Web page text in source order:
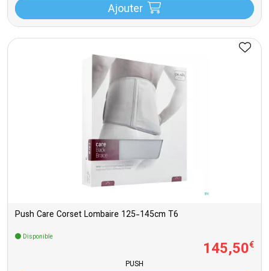
Ajouter
Push Care Corset Lombaire 125-145cm T6
Disponible
145,50€
PUSH